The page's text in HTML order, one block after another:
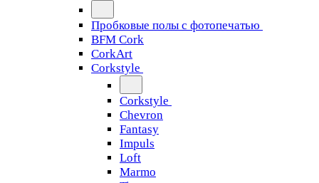
Пробковые полы с фотопечатью
BFM Cork
CorkArt
Corkstyle
Corkstyle
Chevron
Fantasy
Impuls
Loft
Marmo